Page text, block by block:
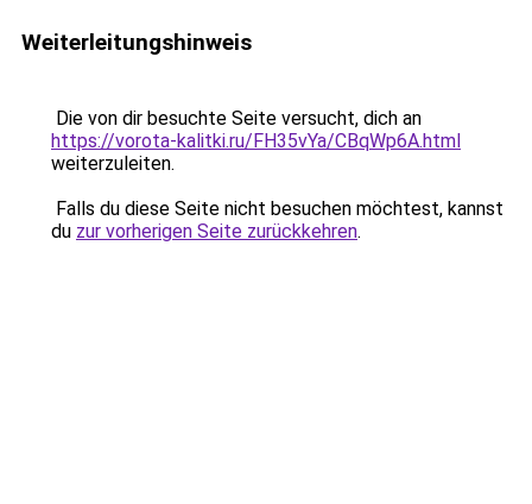
Weiterleitungshinweis
Die von dir besuchte Seite versucht, dich an
https://vorota-kalitki.ru/FH35vYa/CBqWp6A.html
weiterzuleiten.
Falls du diese Seite nicht besuchen möchtest, kannst
du zur vorherigen Seite zurückkehren.